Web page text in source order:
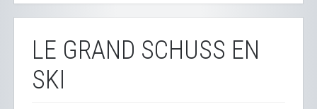
LE GRAND SCHUSS EN
SKI